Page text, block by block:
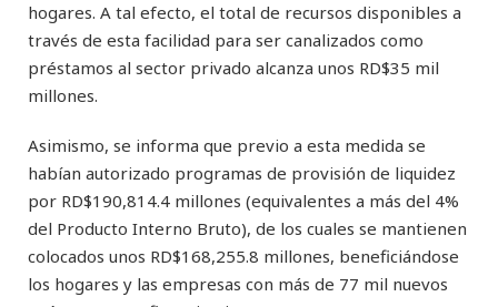
hogares. A tal efecto, el total de recursos disponibles a
través de esta facilidad para ser canalizados como
préstamos al sector privado alcanza unos RD$35 mil
millones.
Asimismo, se informa que previo a esta medida se
habían autorizado programas de provisión de liquidez
por RD$190,814.4 millones (equivalentes a más del 4%
del Producto Interno Bruto), de los cuales se mantienen
colocados unos RD$168,255.8 millones, beneficiándose
los hogares y las empresas con más de 77 mil nuevos